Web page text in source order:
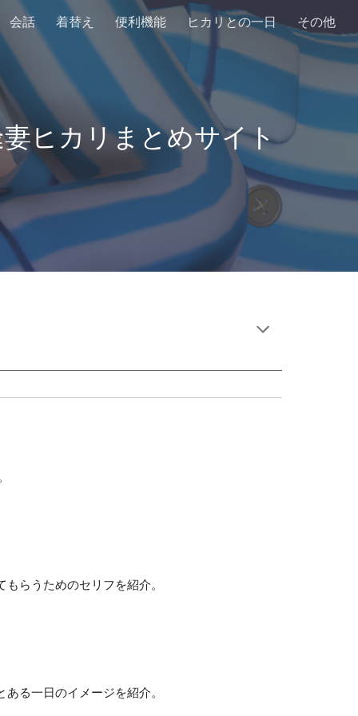
会話 着替え 便利機能 ヒカリとの一日 その他
ヒカリまとめサイト
らうためのセリフを紹介。
る一日のイメージを紹介。